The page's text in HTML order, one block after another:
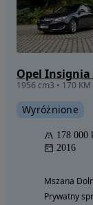
Opel Insignia
1956 cm3 • 170
Wyróżnione
178 000
2016
Mszana
Prywatny